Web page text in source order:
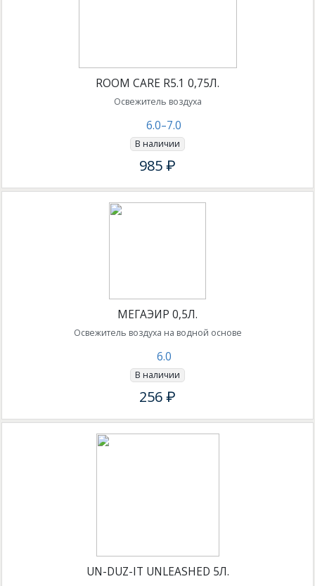
ROOM CARE R5.1 0,75Л.
Освежитель воздуха
6.0–7.0
В наличии
985 ₽
МЕГАЭИР 0,5Л.
Освежитель воздуха на водной основе
6.0
В наличии
256 ₽
UN-DUZ-IT UNLEASHED 5Л.